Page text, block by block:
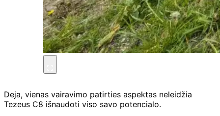
Deja, vienas vairavimo patirties aspektas neleidžia
Tezeus C8 išnaudoti viso savo potencialo.